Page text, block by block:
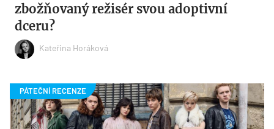
zbožňovaný režisér svou adoptivní
dceru?
Kateřina Horáková